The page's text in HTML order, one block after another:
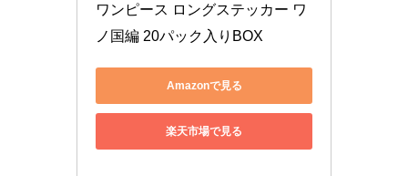
ワンピース ロングステッカー ワ
ノ国編 20パック入りBOX
Amazonで見る
楽天市場で見る